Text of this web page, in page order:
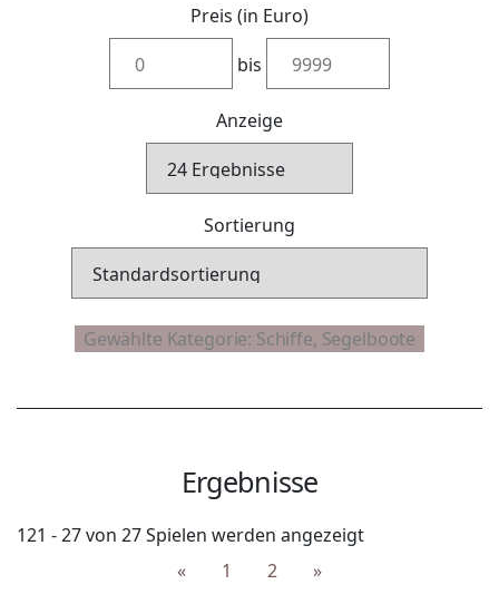
Preis (in Euro)
bis
Anzeige
Sortierung
Ergebnisse
121 - 27 von 27 Spielen werden angezeigt
«
1 2 »